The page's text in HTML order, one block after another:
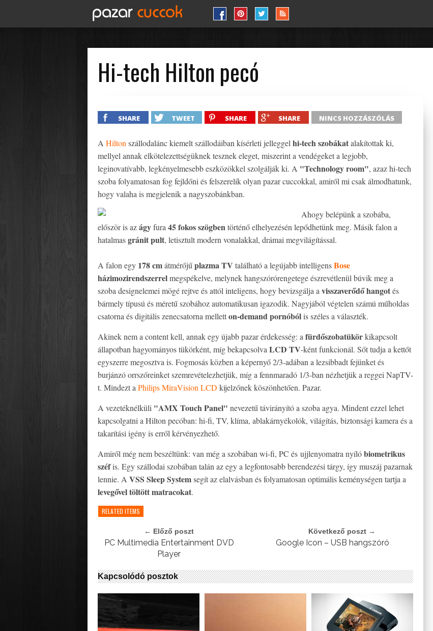
Hi-tech Hilton pecó
SHARE TWEET SHARE SHARE NINCS HOZZÁSZÓLÁS
A Hilton szállodalánc kiemelt szállodáiban kísérleti jelleggel hi-tech szobákatalakítottak ki,
mellyel annak elkötelezettségüknek tesznek eleget, miszerint a vendégeket a legjobb,
leginovatívabb, legkényelmesebb eszközökkel szolgálják ki. A "Technology room", azaz hi-tech
szoba folyamatosan fog fejldőni és felszerelik olyan pazar cuccokkal, amiről mi csak álmodhatunk,
hogy valaha is megjelenik a nagyszobánkban.
Ahogy belépünk a szobába,
először is azágyfura 45 fokos szögbentörténő elhelyezésén lepődhetünk meg. Másik falon a
hatalmasgránit pult, letisztult modern vonalakkal, drámai megvilágítással.
A falon egy 178 cmátmérőjűplazma TV található a legújabb intelligensBose
házimozirendszerrelmegspékelve, melynek hangszórórengetege észrevétlenül búvik meg a
szoba designelemei mögé rejtve és attól inteligens, hogy bevizsgálja a visszaverődő hangotés
bármely típusú és méretű szobához automatikusan igazodik. Nagyjából végtelen számú műholdas
csatorna és digitális zenecsatorna melletton-demand pornóbólis széles a választék.
Akinek nem a content kell, annak egy újabb pazar érdekesség: a fürdőszobatükörkikapcsolt
állapotban hagyományos tükörként, míg bekapcsolva LCD TV-ként funkcionál. Sőt tudja a kettőt
egyszerre megosztva is. Fogmosás közben a képernyő 2/3-adában a lezsibbadt fejünket és
burjánzó orrszőreinket szemrevételezhetjük, míg a fennmaradó 1/3-ban nézhetjük a reggei NapTV-
t. Mindezt a Philips MiraVision LCD kijelzőnek köszönhetően. Pazar.
A vezetéknélküli "AMX Touch Panel" nevezetű távirányító a szoba agya. Mindent ezzel lehet
kapcsolgatni a Hilton pecóban: hi-fi, TV, klíma, ablakárnyékolók, világítás, biztonsági kamera és a
takarítási igény is erről kérvényezhető.
Amiről még nem beszéltünk: van még a szobában wi-fi, PC és ujjlenyomatra nyílóbiometrikus
széfis. Egy szállodai szobában talán az egy a legfontosabb berendezési tárgy, így muszáj pazarnak
lennie. A VSS Sleep Systemsegít az elalvásban és folyamatosan optimális keménységen tartja a
levegővel töltött matracokat.
RELATED ITEMS
← Előző poszt
PC Multimedia Entertainment DVD
Player
Következő poszt →
Google Icon – USB hangszóró
Kapcsolódó posztok